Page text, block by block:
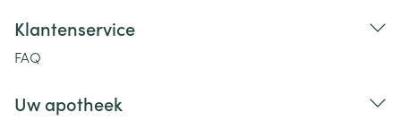
Klantenservice
FAQ
Uw apotheek